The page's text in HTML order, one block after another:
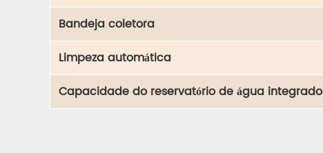
Bandeja coletora
Limpeza automática
Capacidade do reservatório de água integrado